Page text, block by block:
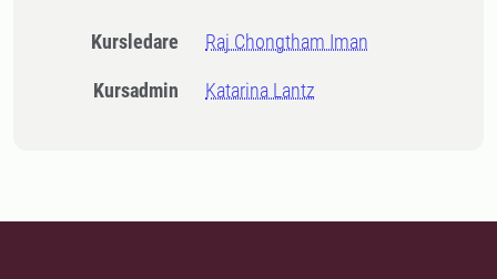
Kursledare Raj Chongtham Iman
Kursadmin Katarina Lantz